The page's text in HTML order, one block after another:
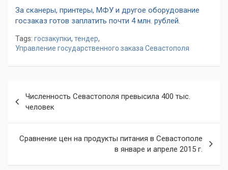
За сканеры, принтеры, МФУ и другое оборудование
госзаказ готов заплатить почти 4 млн. рублей.
Tags: госзакупки, тендер,
Управление государственного заказа Севастополя
по
записям
Численность Севастополя превысила 400 тыс.
человек
Сравнение цен на продукты питания в Севастополе
в январе и апреле 2015 г.